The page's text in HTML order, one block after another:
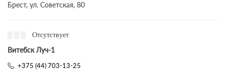
Брест, ул. Советская, 80
Отсутствует
Витебск Луч-1
+375 (44) 703-13-25